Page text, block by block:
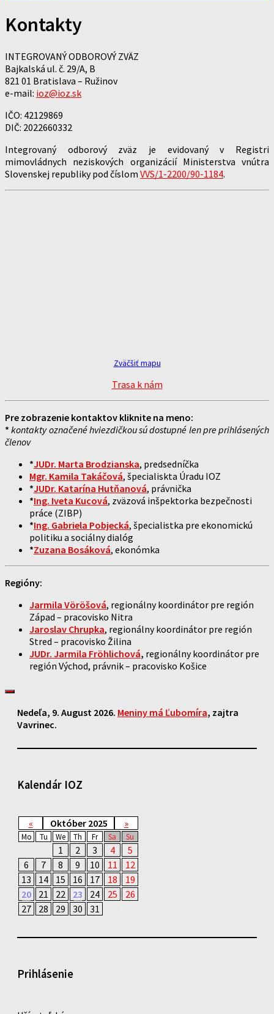
Kontakty
INTEGROVANÝ ODBOROVÝ ZVÄZ
Bajkalská ul. č. 29/A, B
821 01 Bratislava – Ružinov
e-mail: ioz@ioz.sk
IČO: 42129869
DIČ: 2022660332
Integrovaný odborový zväz je evidovaný v Registri
mimovládnych neziskových organizácií Ministerstva vnútra
Slovenskej republiky pod číslom VVS/1-2200/90-1184.
Zväčšiť mapu
Trasa k nám
Pre zobrazenie kontaktov kliknite na meno:
* kontakty označené hviezdičkou sú dostupné len pre prihlásených
členov
*JUDr. Marta Brodzianska, predsedníčka
Mgr. Kamila Takáčová, špecialiskta Úradu IOZ
*JUDr. Katarína Hutňanová, právnička
*Ing. Iveta Kucová, zväzová inšpektorka bezpečnosti
práce (ZIBP)
*Ing. Gabriela Pobjecká, špecialistka pre ekonomickú
politiku a sociálny dialóg
*Zuzana Bosáková, ekonómka
Regióny:
Jarmila Vöröšová, regionálny koordinátor pre región
Západ – pracovisko Nitra
Jaroslav Chrupka, regionálny koordinátor pre región
Stred – pracovisko Žilina
JUDr. Jarmila Fröhlichová, regionálny koordinátor pre
región Východ, právnik – pracovisko Košice
Nedeľa, 9. August 2026. Meniny má Ľubomíra, zajtra
Vavrinec.
Kalendár IOZ
« Október 2025 »
Mo Tu We Th Fr Sa Su
1 2 3 4
5
6
7 8 9 10 11
12
13
14 15 16 17 18
19
20
21 22 23 24 25
26
27
28 29 30 31
Prihlásenie